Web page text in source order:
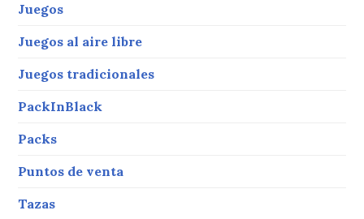
Juegos
Juegos al aire libre
Juegos tradicionales
PackInBlack
Packs
Puntos de venta
Tazas